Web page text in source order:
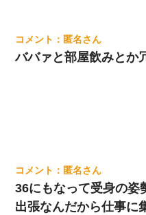
匿名
ババァと部屋飲みとか
匿名
36にもなって受身の姿
出張なんだから仕事に